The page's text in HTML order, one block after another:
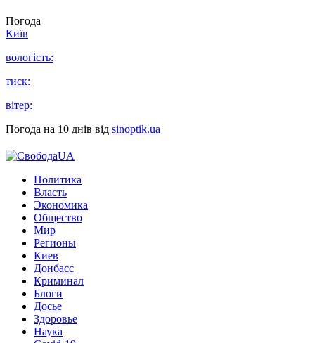
Погода
Київ
вологість:
тиск:
вітер:
Погода на 10 днів від sinoptik.ua
Политика
Власть
Экономика
Общество
Мир
Регионы
Киев
Донбасс
Криминал
Блоги
Досье
Здоровье
Наука